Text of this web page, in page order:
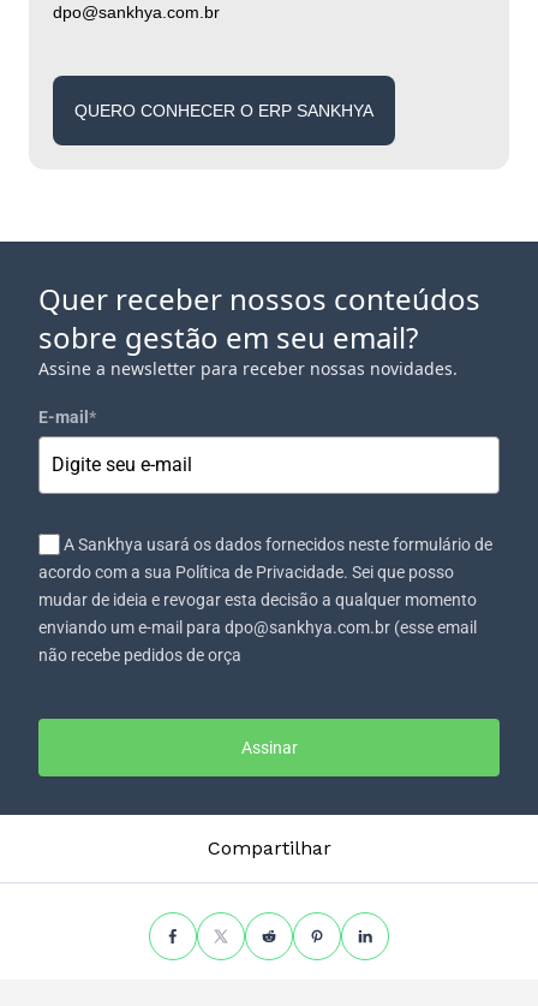
dpo@sankhya.com.br
QUERO CONHECER O ERP SANKHYA
Quer receber nossos conteúdos
sobre gestão em seu email?
Assine a newsletter para receber nossas novidades.
E-mail *
A Sankhya usará os dados fornecidos neste formulário de
acordo com a sua Política de Privacidade. Sei que posso
mudar de ideia e revogar esta decisão a qualquer momento
enviando um e-mail para dpo@sankhya.com.br (esse email
não recebe pedidos de orça
Assinar
Compartilhar